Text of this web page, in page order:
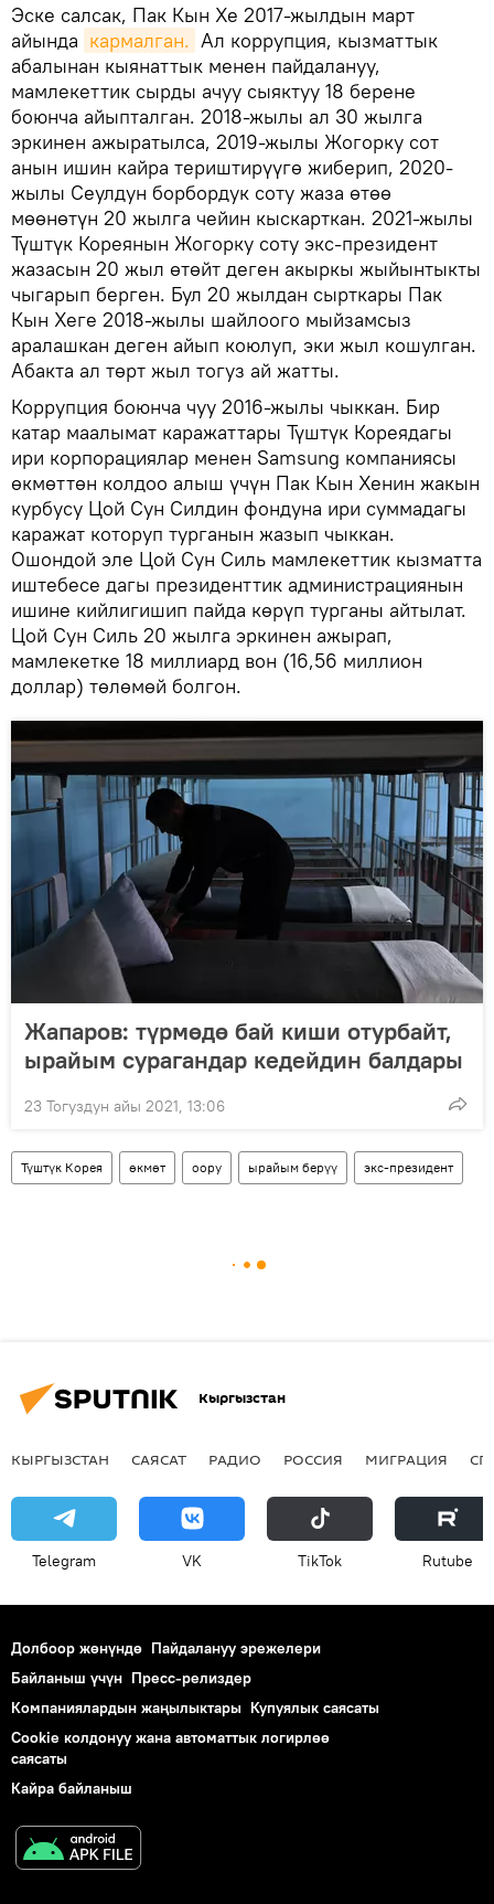
Эске салсак, Пак Кын Хе 2017-жылдын март
айында кармалган. Ал коррупция, кызматтык
абалынан кыянаттык менен пайдалануу,
мамлекеттик сырды ачуу сыяктуу 18 берене
боюнча айыпталган. 2018-жылы ал 30 жылга
эркинен ажыратылса, 2019-жылы Жогорку сот
анын ишин кайра териштирүүгө жиберип, 2020-
жылы Сеулдун борбордук соту жаза өтөө
мөөнөтүн 20 жылга чейин кыскарткан. 2021-жылы
Түштүк Кореянын Жогорку соту экс-президент
жазасын 20 жыл өтөйт деген акыркы жыйынтыкты
чыгарып берген. Бул 20 жылдан сырткары Пак
Кын Хеге 2018-жылы шайлоого мыйзамсыз
аралашкан деген айып коюлуп, эки жыл кошулган.
Абакта ал төрт жыл тогуз ай жатты.
Коррупция боюнча чуу 2016-жылы чыккан. Бир
катар маалымат каражаттары Түштүк Кореядагы
ири корпорациялар менен Samsung компаниясы
өкмөттөн колдоо алыш үчүн Пак Кын Хенин жакын
курбусу Цой Сун Силдин фондуна ири суммадагы
каражат которуп турганын жазып чыккан.
Ошондой эле Цой Сун Силь мамлекеттик кызматта
иштебесе дагы президенттик администрациянын
ишине кийлигишип пайда көрүп турганы айтылат.
Цой Сун Силь 20 жылга эркинен ажырап,
мамлекетке 18 миллиард вон (16,56 миллион
доллар) төлөмөй болгон.
Жапаров: түрмөдө бай киши отурбайт,
ырайым сурагандар кедейдин балдары
23 Тогуздун айы 2021, 13:06
Түштүк Корея өкмөт оору ырайым берүү экс-президент
Кыргызстан
КЫРГЫЗСТАН САЯСАТ РАДИО РОССИЯ МИГРАЦИЯ
Telegram VK ТikТоk Rutube
Долбоор жөнүндө Пайдалануу эрежелери
Байланыш үчүн Пресс-релиздер
Компаниялардын жаңылыктары Купуялык саясаты
Cookie колдонуу жана автоматтык логирлөө
саясаты
Кайра байланыш